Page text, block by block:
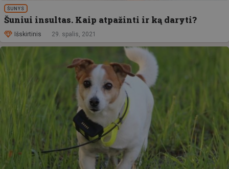
ŠUNYS
Šuniui insultas. Kaip atpažinti ir ką daryti?
Išskirtinis 29. spalis, 2021